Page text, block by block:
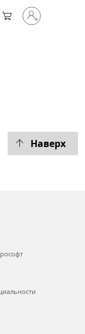
Войдите
учетную
Наверх